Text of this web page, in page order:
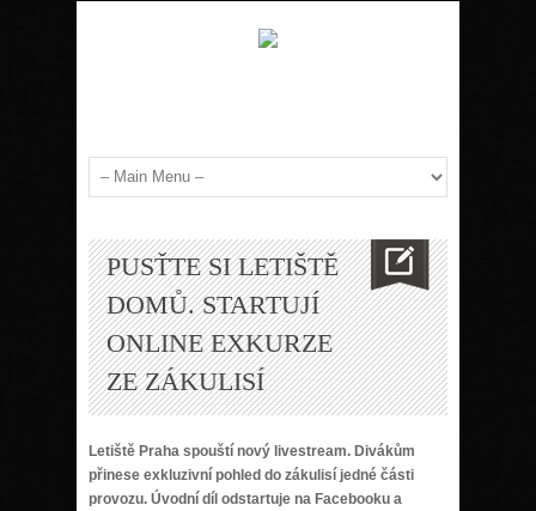
PUSŤTE SI LETIŠTĚ
DOMŮ. STARTUJÍ
ONLINE EXKURZE
ZE ZÁKULISÍ
Letiště Praha spouští nový livestream. Divákům
přinese exkluzivní pohled do zákulisí jedné části
provozu. Úvodní díl odstartuje na Facebooku a